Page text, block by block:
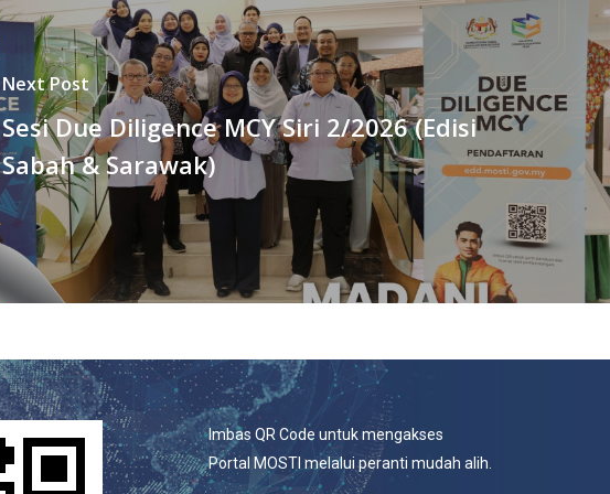
Next Post
Sesi Due Diligence MCY Siri 2/2026 (Edisi
Sabah & Sarawak)
Imbas QR Code untuk mengakses
Portal MOSTI melalui peranti mudah alih.